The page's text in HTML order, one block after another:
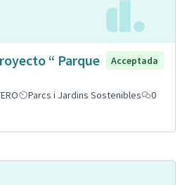
“ Parque
Acceptada
Parcs i Jardins Sostenibles
0